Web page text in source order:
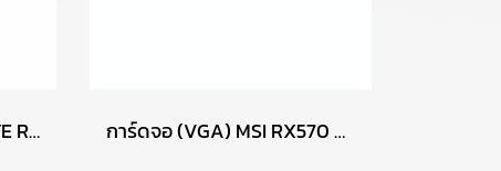
การ์ดจอ (VGA) GIGABYTE RX460 2GB 2F WINDFORCE OC P16102 การ์ดจอ (VGA) MSI RX570 4GB 2F ARMOR OC P17729